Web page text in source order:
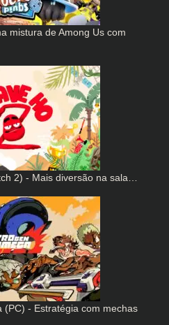
mistura de Among Us com
2) - Mais diversão na sala…
(PC) - Estratégia com mechas